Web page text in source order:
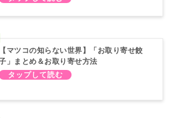
【マツコの知らない世界】「お取り寄せ餃
」まとめ＆お取り寄せ方法